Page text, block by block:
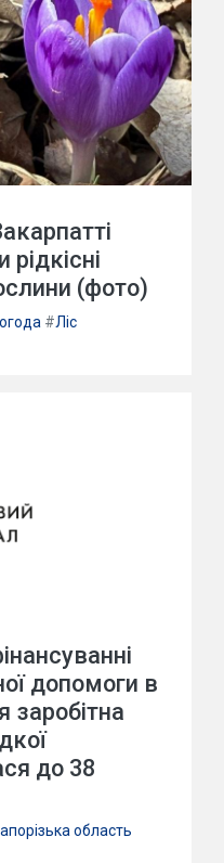
(фото)
#Ліс
допомоги в
заробітна
до 38
область